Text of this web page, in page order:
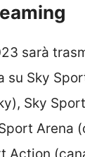
sarà
su Sky
Sky
Arena